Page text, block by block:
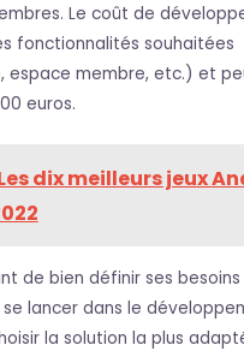
Le coût de
fonctionnalités souhaitées
espace membre, etc.) et
euros.
dix meilleurs jeux
de bien définir ses
lancer dans le
la solution la plus